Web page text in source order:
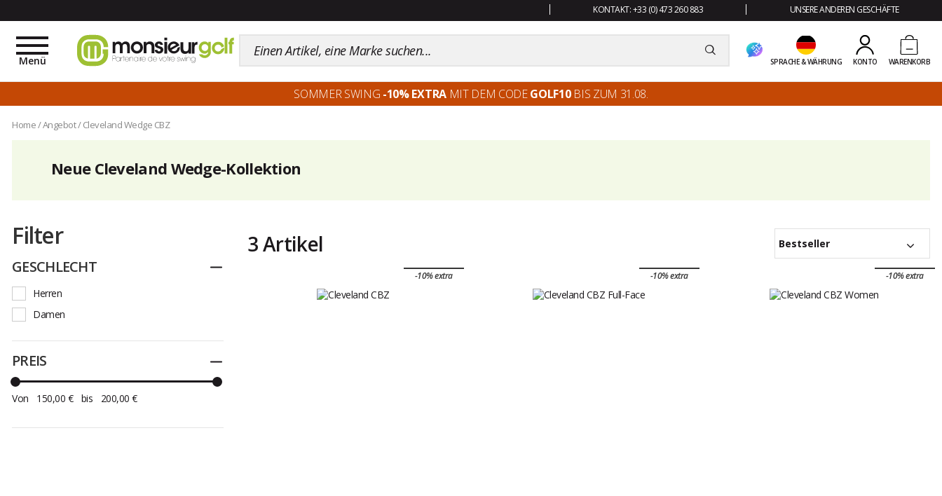
KONTAKT: +33 (0) 473 260 883 UNSERE ANDEREN GESCHÄFTE
SPRACHE & WÄHRUNG KONTO WARENKORB
Toggle
navigation
Menü
SOMMER SWING -10% EXTRAMIT DEM CODEGOLF10BIS ZUM 31.08.
Home/Angebot/Cleveland Wedge CBZ
Neue Cleveland Wedge-Kollektion
Filter
GESCHLECHT Zuklappen
Herren
Damen
PREIS Zuklappen
Von 150,00 € bis 200,00 €
3 Artikel Bestseller
-10% extra -10% extra -10% extra